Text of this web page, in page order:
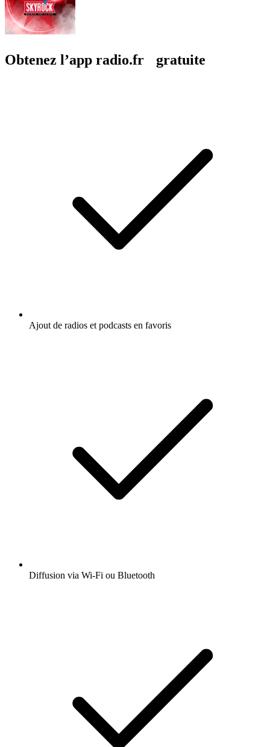
Obtenez l’app radio.fr gratuite
Ajout de radios et podcasts en favoris
Diffusion via Wi-Fi ou Bluetooth